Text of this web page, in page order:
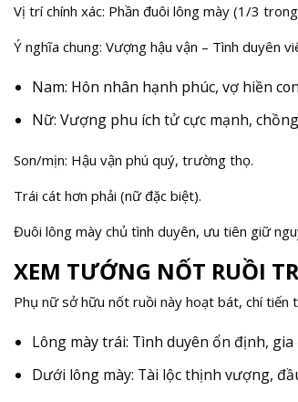
Vị trí chính xác: Phần đuôi lông mày (1/3
Ý nghĩa chung: Vượng hậu vận – Tình duyên
Nam: Hôn nhân hạnh phúc, vợ hiền
Nữ: Vượng phu ích tử cực mạnh,
Son/mịn: Hậu vận phú quý, trường thọ.
Trái cát hơn phải (nữ đặc biệt).
Đuôi lông mày chủ tình duyên, ưu tiên giữ
XEM TƯỚNG NỐT RUỒI
Phụ nữ sở hữu nốt ruồi này hoạt bát, chí tiến
Lông mày trái: Tình duyên ổn định, gia
Dưới lông mày: Tài lộc thịnh vượng,